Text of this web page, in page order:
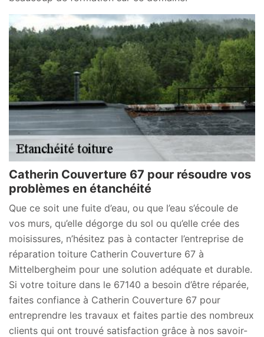
Catherin Couverture 67 pour résoudre vos
problèmes en étanchéité
Que ce soit une fuite d’eau, ou que l’eau s’écoule de
vos murs, qu’elle dégorge du sol ou qu’elle crée des
moisissures, n’hésitez pas à contacter l’entreprise de
réparation toiture Catherin Couverture 67 à
Mittelbergheim pour une solution adéquate et durable.
Si votre toiture dans le 67140 a besoin d’être réparée,
faites confiance à Catherin Couverture 67 pour
entreprendre les travaux et faites partie des nombreux
clients qui ont trouvé satisfaction grâce à nos savoir-